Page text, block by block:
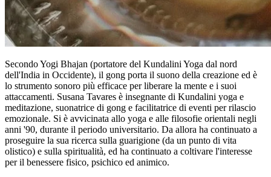
Secondo Yogi Bhajan (portatore del Kundalini Yoga dal nord
dell'India in Occidente), il gong porta il suono della creazione ed è
lo strumento sonoro più efficace per liberare la mente e i suoi
attaccamenti. Susana Tavares è insegnante di Kundalini yoga e
meditazione, suonatrice di gong e facilitatrice di eventi per rilascio
emozionale. Si è avvicinata allo yoga e alle filosofie orientali negli
anni '90, durante il periodo universitario. Da allora ha continuato a
proseguire la sua ricerca sulla guarigione (da un punto di vita
olistico) e sulla spiritualità, ed ha continuato a coltivare l'interesse
per il benessere fisico, psichico ed animico.